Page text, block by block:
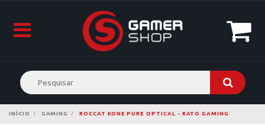
INÍCIO GAMING ROCCAT KONE PURE OPTICAL - RATO GAMING